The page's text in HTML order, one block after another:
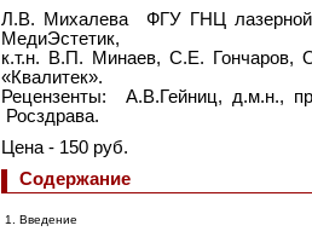
Л.В. Михалева ФГУ ГНЦ лазерной
МедиЭстетик,
к.т.н. В.П. Минаев, С.Е.
«Квалитек».
Рецензенты: А.В.Гейниц, д.м.н.,
Росздрава.
Цена - 150 руб.
Содержание
1. Введение